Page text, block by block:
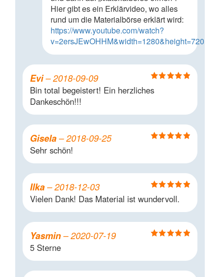
Hier gibt es ein Erklärvideo, wo alles
rund um die Materialbörse erklärt wird:
https://www.youtube.com/watch?
v=2ersJEwOHHM&width=1280&height=720
5
Evi– 2018-09-09
Bin total begeistert! Ein herzliches
Dankeschön!!!
Gisela– 2018-09-25
Sehr schön!
Bewertet mit
5von 5
Ilka– 2018-12-03
Vielen Dank! Das Material ist wundervoll.
Yasmin– 2020-07-19
5 Sterne